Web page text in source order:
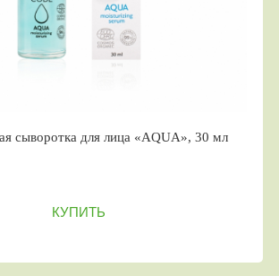
сыворотка для лица «AQUA», 30 мл
КУПИТЬ